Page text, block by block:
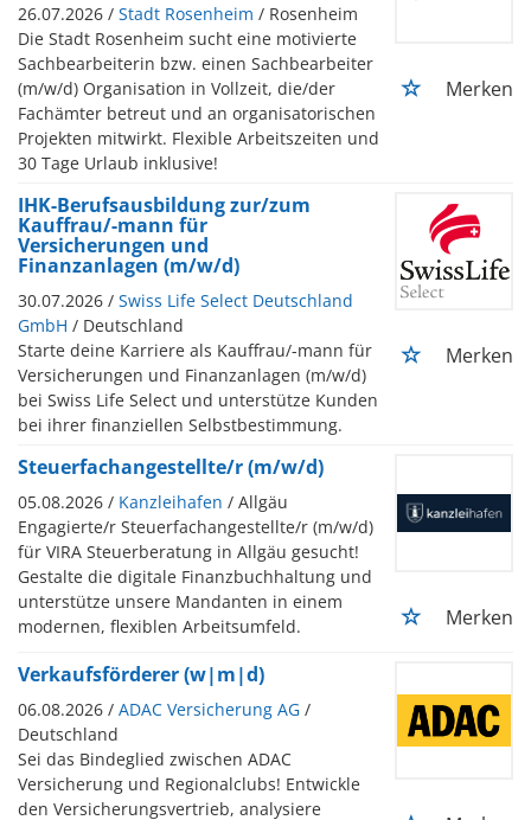
26.07.2026 / Stadt Rosenheim / Rosenheim
Die Stadt Rosenheim sucht eine motivierte
Sachbearbeiterin bzw. einen Sachbearbeiter
(m/w/d) Organisation in Vollzeit, die/der
Fachämter betreut und an organisatorischen
Projekten mitwirkt. Flexible Arbeitszeiten und
30 Tage Urlaub inklusive!
Merken
IHK-Berufsausbildung zur/zum
Kauffrau/-mann für
Versicherungen und
Finanzanlagen (m/w/d)
30.07.2026 / Swiss Life Select Deutschland
GmbH / Deutschland
Starte deine Karriere als Kauffrau/-mann für
Versicherungen und Finanzanlagen (m/w/d)
bei Swiss Life Select und unterstütze Kunden
bei ihrer finanziellen Selbstbestimmung.
Merken
Steuerfachangestellte/r (m/w/d)
05.08.2026 / Kanzleihafen / Allgäu
Engagierte/r Steuerfachangestellte/r (m/w/d)
für VIRA Steuerberatung in Allgäu gesucht!
Gestalte die digitale Finanzbuchhaltung und
unterstütze unsere Mandanten in einem
modernen, flexiblen Arbeitsumfeld.
Merken
Verkaufsförderer (w|m|d)
06.08.2026 / ADAC Versicherung AG /
Deutschland
Sei das Bindeglied zwischen ADAC
Versicherung und Regionalclubs! Entwickle
den Versicherungsvertrieb, analysiere